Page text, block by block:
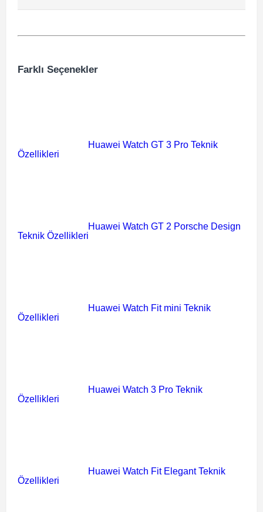
Farklı Seçenekler
Huawei Watch GT 3 Pro Teknik
Özellikleri
Huawei Watch GT 2 Porsche Design
Teknik Özellikleri
Huawei Watch Fit mini Teknik
Özellikleri
Huawei Watch 3 Pro Teknik
Özellikleri
Huawei Watch Fit Elegant Teknik
Özellikleri